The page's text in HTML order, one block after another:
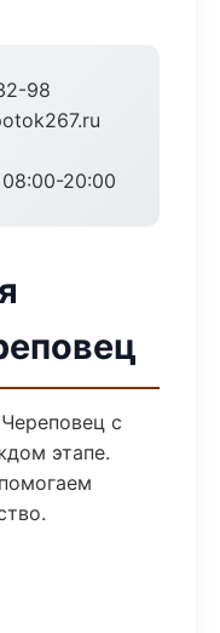
98
20:00
с
этапе.